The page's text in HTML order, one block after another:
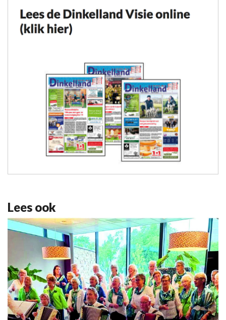
Lees ook